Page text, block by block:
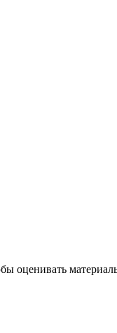
оценивать